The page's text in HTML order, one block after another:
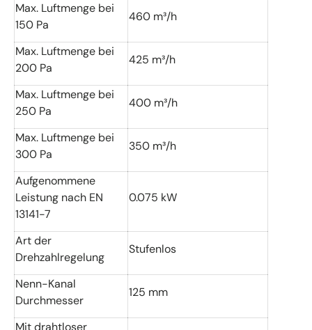
Max. Luftmenge bei
150 Pa
460 m³/h
Max. Luftmenge bei
200 Pa
425 m³/h
Max. Luftmenge bei
250 Pa
400 m³/h
Max. Luftmenge bei
300 Pa
350 m³/h
Aufgenommene
Leistung nach EN
13141-7
0.075 kW
Art der
Drehzahlregelung
Stufenlos
Nenn-Kanal
Durchmesser
125 mm
Mit drahtloser